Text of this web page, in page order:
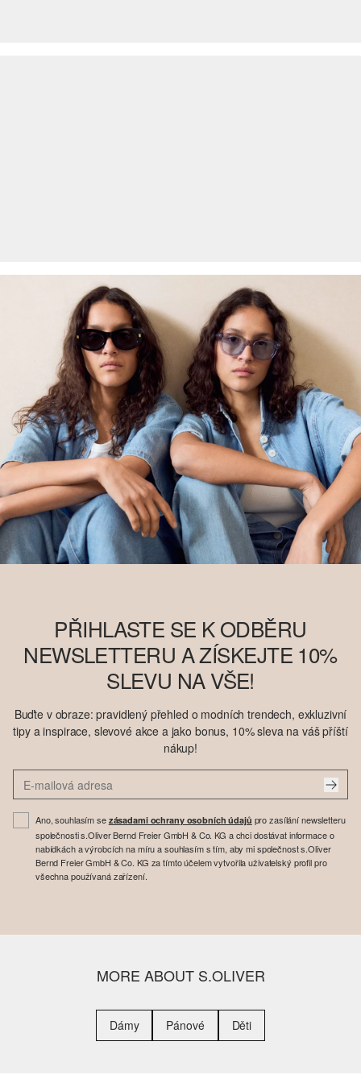
komunity ze sociálního, ekologického a ekonomického hlediska
tak, že školí zemědělce v oblasti udržitelnějších zemědělských
metod. Tento výrobek byl vyroben systémem hmotnostní bilance, a
proto bavlnu Better Cotton nemusí obsahovat. Další informace
najdete nasoliver-group.com
PŘIHLASTE SE K ODBĚRU
NEWSLETTERU A ZÍSKEJTE 10%
SLEVU NA VŠE!
Buďte v obraze: pravidlený přehled o modních trendech, exkluzivní
tipy a inspirace, slevové akce a jako bonus, 10% sleva na váš příští
nákup!
Ano, souhlasím se zásadami ochrany osobních údajů pro zasílání newsletteru
společnosti s.Oliver Bernd Freier GmbH & Co. KG a chci dostávat informace o
nabídkách a výrobcích na míru a souhlasím s tím, aby mi společnost s.Oliver
Bernd Freier GmbH & Co. KG za tímto účelem vytvořila uživatelský profil pro
všechna používaná zařízení.
MORE ABOUT S.OLIVER
Dámy Pánové Děti